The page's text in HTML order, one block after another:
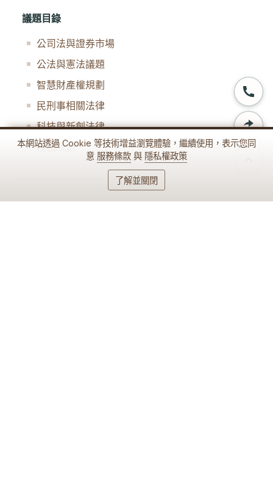
議題目錄
公司法與證券市場
公法與憲法議題
智慧財產權規劃
民刑事相關法律
科技與新創法律
稅務規劃
本網站透過 Cookie 等技術增益瀏覽體驗，繼續使用，表示您同
意 服務條款 與 隱私權政策
了解並關閉